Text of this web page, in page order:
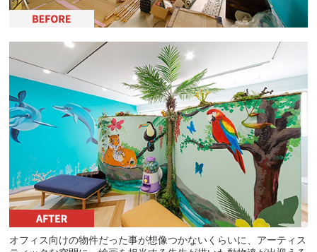
オフィス向けの物件だった事が想像つかないくらいに、アーティス